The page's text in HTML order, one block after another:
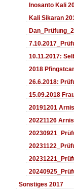
Inosanto Kali
Kali Sikaran
10.11.2017:
2018
26.6.2018:
15.09.2018
20191201
20221126
Sonstiges 2017